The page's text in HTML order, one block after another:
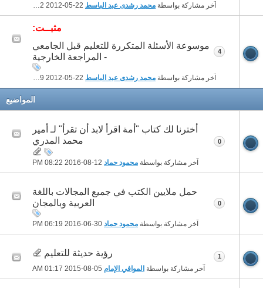
آخر مشاركة بواسطة محمد رشدى عبد الباسط 04:32 PM
مثبــت:
موسوعة الأسئلة المتكررة للتعليم قبل الجامعي
- المراجعة الخارجية
آخر مشاركة بواسطة محمد رشدى عبد الباسط 04:29 PM
4
المواضيع
أخترنا لك كتاب "أمة اقرأ لابد أن تقرأ" لـ أمير
محمد المدري
آخر مشاركة بواسطة محمود حماد 08:22 PM
0
حمل ملايين الكتب في جميع المجالات باللغة
العربية وبالمجان
آخر مشاركة بواسطة محمود حماد 06:19 PM
0
رؤية حديثة للتعليم
آخر مشاركة بواسطة الموافي الإمام 01:17 AM
1